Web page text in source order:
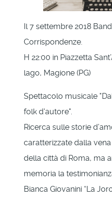
Il 7 settembre 2018
Corrispondenze.
H 22:00 in Piazzetta
lago, Magione (PG)
Spettacolo musicale
folk d'autore".
Ricerca sulle storie
caratterizzate dalla
della città di Roma, ma
memoria la
Bianca Giovanini “La